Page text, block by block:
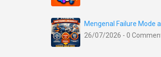
Mengenal Failure Mode
26/07/2026 - 0